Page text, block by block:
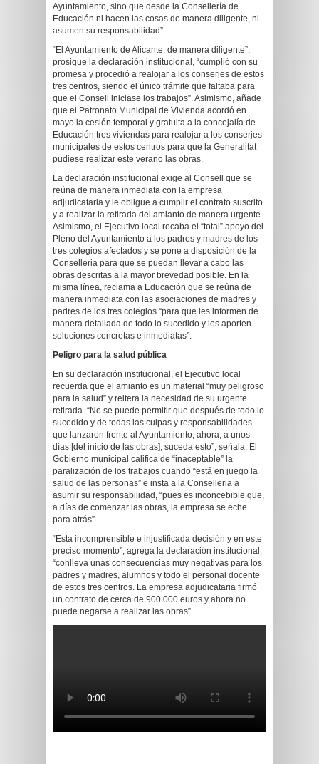
Ayuntamiento, sino que desde la Consellería de
Educación ni hacen las cosas de manera diligente, ni
asumen su responsabilidad”.
“El Ayuntamiento de Alicante, de manera diligente”,
prosigue la declaración institucional, “cumplió con su
promesa y procedió a realojar a los conserjes de estos
tres centros, siendo el único trámite que faltaba para
que el Consell iniciase los trabajos”. Asimismo, añade
que el Patronato Municipal de Vivienda acordó en
mayo la cesión temporal y gratuita a la concejalía de
Educación tres viviendas para realojar a los conserjes
municipales de estos centros para que la Generalitat
pudiese realizar este verano las obras.
La declaración institucional exige al Consell que se
reúna de manera inmediata con la empresa
adjudicataria y le obligue a cumplir el contrato suscrito
y a realizar la retirada del amianto de manera urgente.
Asimismo, el Ejecutivo local recaba el “total” apoyo del
Pleno del Ayuntamiento a los padres y madres de los
tres colegios afectados y se pone a disposición de la
Conselleria para que se puedan llevar a cabo las
obras descritas a la mayor brevedad posible. En la
misma línea, reclama a Educación que se reúna de
manera inmediata con las asociaciones de madres y
padres de los tres colegios “para que les informen de
manera detallada de todo lo sucedido y les aporten
soluciones concretas e inmediatas”.
Peligro para la salud pública
En su declaración institucional, el Ejecutivo local
recuerda que el amianto es un material “muy peligroso
para la salud” y reitera la necesidad de su urgente
retirada. “No se puede permitir que después de todo lo
sucedido y de todas las culpas y responsabilidades
que lanzaron frente al Ayuntamiento, ahora, a unos
días [del inicio de las obras], suceda esto”, señala. El
Gobierno municipal califica de “inaceptable” la
paralización de los trabajos cuando “está en juego la
salud de las personas” e insta a la Conselleria a
asumir su responsabilidad, “pues es inconcebible que,
a días de comenzar las obras, la empresa se eche
para atrás”.
“Esta incomprensible e injustificada decisión y en este
preciso momento”, agrega la declaración institucional,
“conlleva unas consecuencias muy negativas para los
padres y madres, alumnos y todo el personal docente
de estos tres centros. La empresa adjudicataria firmó
un contrato de cerca de 900.000 euros y ahora no
puede negarse a realizar las obras”.